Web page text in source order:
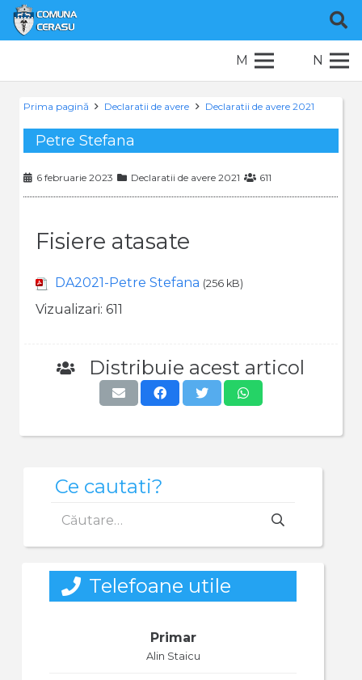
M N
Prima pagină Declaratii de avere Declaratii de avere 2021
Petre Stefana
6 februarie 2023 Declaratii de avere 2021 611
Fisiere atasate
DA2021-Petre Stefana (256 kB)
Vizualizari: 611
Distribuie acest articol
Ce cautati?
după:
Telefoane utile
Primar
Alin Staicu